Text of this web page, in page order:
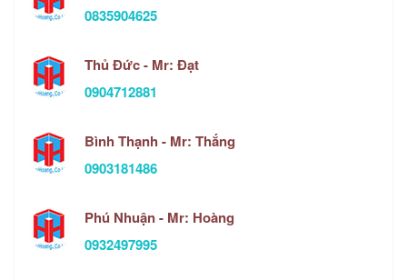
0835904625
Thủ Đức - Mr: Đạt
0904712881
Bình Thạnh - Mr: Thắng
0903181486
Phú Nhuận - Mr: Hoàng
0932497995